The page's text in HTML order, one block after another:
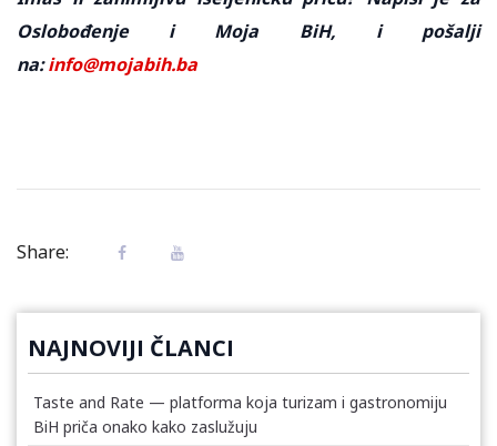
Oslobođenje i Moja BiH, i pošalji
na:info@mojabih.ba
Share:
NAJNOVIJI ČLANCI
Taste and Rate — platforma koja turizam i gastronomiju
BiH priča onako kako zaslužuju